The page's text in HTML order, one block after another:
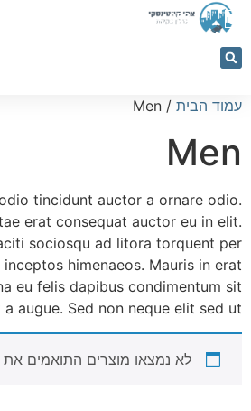
053-
5366884
עמוד הבית / Men
Men
tincidunt auctor a ornare odio.
erat consequat auctor eu in elit.
sociosqu ad litora torquent per
himenaeos. Mauris in erat
eu felis dapibus condimentum sit
a augue. Sed non neque elit sed ut.
לא נמצאו מוצרים התואמים